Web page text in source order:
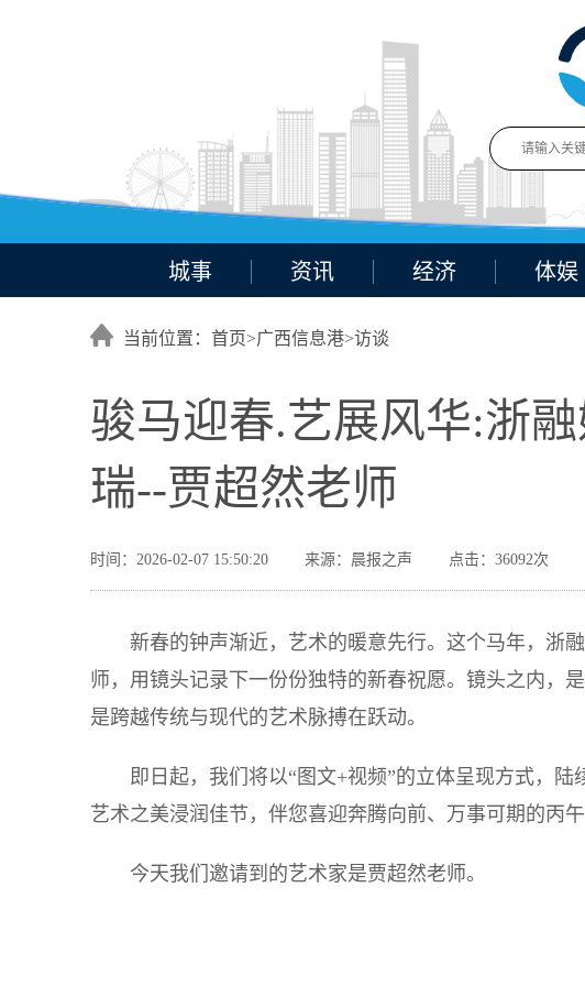
城事 资讯 经济 体娱
当前位置：首页>广西信息港>访谈
骏马迎春.艺展风华:浙
瑞--贾超然老师
时间：2026-02-07 15:50:20 来源：晨报之声 点击：36092次
新春的钟声渐近，艺术的暖意先行。这个马年，浙
师，用镜头记录下一份份独特的新春祝愿。镜头之内，
是跨越传统与现代的艺术脉搏在跃动。
即日起，我们将以“图文+视频”的立体呈现方式，
艺术之美浸润佳节，伴您喜迎奔腾向前、万事可期的丙午
今天我们邀请到的艺术家是贾超然老师。